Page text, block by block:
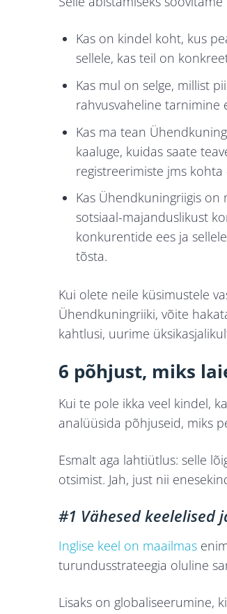
Kas on kindel koht, kus
sellele, kas teil on
Kas mul on selge, millist
rahvusvaheline tarnimine
Kas ma tean
kaaluge, kuidas saate
registreerimiste jms
Kas Ühendkuningriigis
sotsiaal-majanduslikust
konkurentide ees ja
tõsta.
Kui olete neile küsimustele
Ühendkuningriiki, võite
kahtlusi, uurime
6 põhjust, miks
Kui te pole ikka veel kindel,
analüüsida põhjuseid, miks
Esmalt aga lahtiütlus: selle
otsimist. Jah, just nii
#1 Vähesed
Inglise keel on maailmas
turundusstrateegia oluline
Lisaks on globaliseerumine,